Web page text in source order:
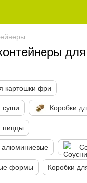
картошки фри
суши Коробки
пиццы
алюминиевые
формы Коробки